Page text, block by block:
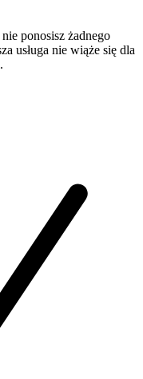
ponosisz żadnego
usługa nie wiąże się dla